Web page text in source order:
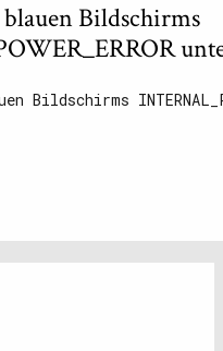
blauen Bildschirms
Bildschirms